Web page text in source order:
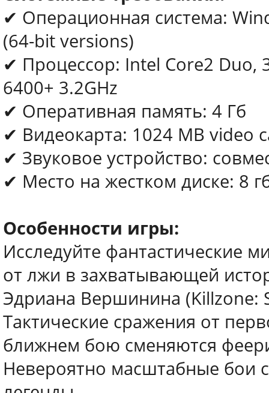
✔ Операционная система:
(64-bit versions)
✔ Процессор: Intel Core2 Duo,
6400+ 3.2GHz
✔ Оперативная память: 4 Гб
✔ Видеокарта: 1024 MB video
✔ Звуковое устройство:
✔ Место на жестком диске: 8
Особенности игры:
Исследуйте фантастические
от лжи в захватывающей
Эдриана Вершинина (Killzone:
Тактические сражения от
ближнем бою сменяются
Невероятно масштабные бои